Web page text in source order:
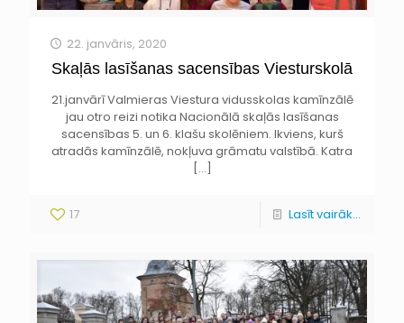
22. janvāris, 2020
Skaļās lasīšanas sacensības Viesturskolā
21.janvārī Valmieras Viestura vidusskolas kamīnzālē
jau otro reizi notika Nacionālā skaļās lasīšanas
sacensības 5. un 6. klašu skolēniem. Ikviens, kurš
atradās kamīnzālē, nokļuva grāmatu valstībā. Katra
[…]
17 Lasīt vairāk...